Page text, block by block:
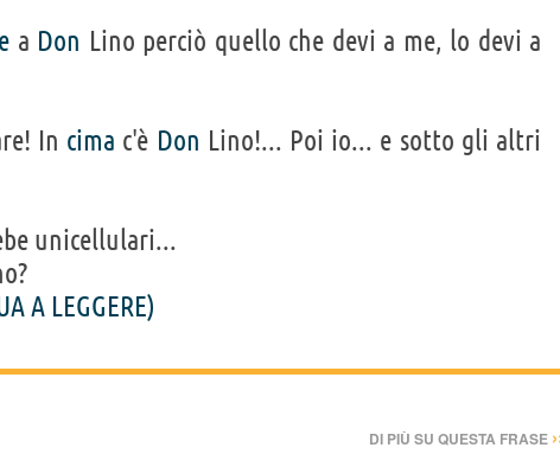
a Don Lino perciò quello che devi a me, lo devi a
In cima c'è Don Lino!... Poi io... e sotto gli altri
unicellulari...
A LEGGERE)
DI PIÙ SU QUESTA FRASE